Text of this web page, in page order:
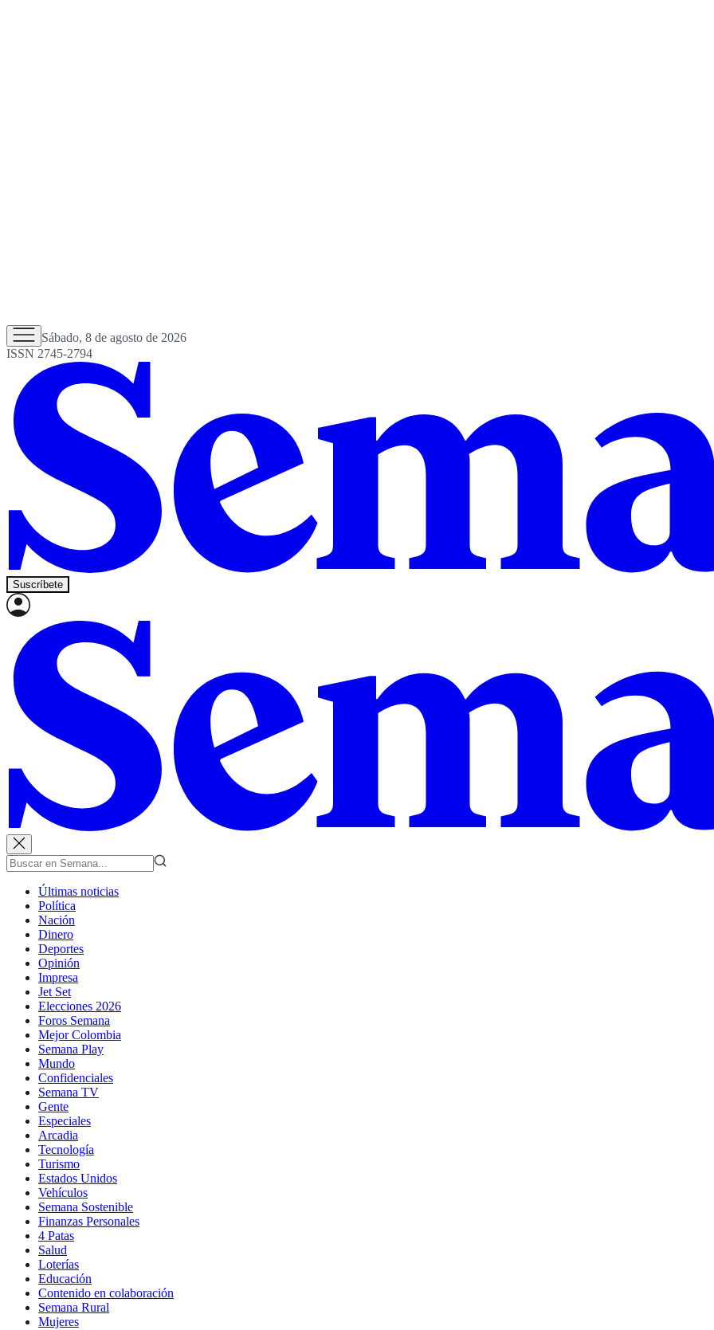
Sábado, 8 de agosto de 2026
ISSN 2745-2794
Suscríbete
Últimas noticias
Política
Nación
Dinero
Deportes
Opinión
Impresa
Jet Set
Elecciones 2026
Foros Semana
Mejor Colombia
Semana Play
Mundo
Confidenciales
Semana TV
Gente
Especiales
Arcadia
Tecnología
Turismo
Estados Unidos
Vehículos
Semana Sostenible
Finanzas Personales
4 Patas
Salud
Loterías
Educación
Contenido en colaboración
Semana Rural
Mujeres